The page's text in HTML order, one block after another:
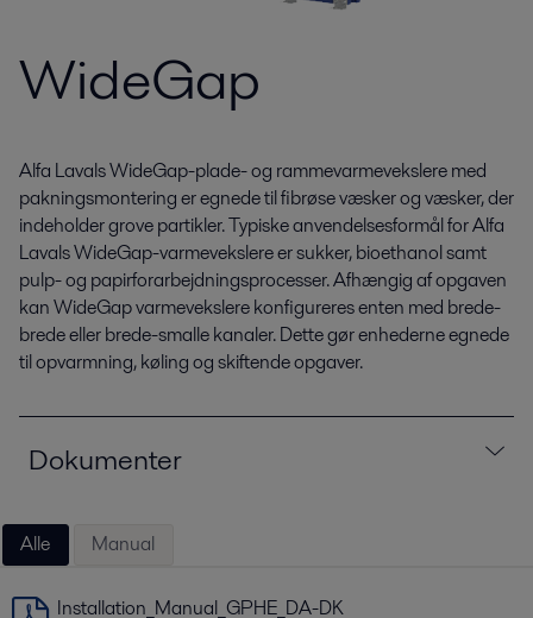
WideGap
Alfa Lavals WideGap-plade- og rammevarmevekslere med
pakningsmontering er egnede til fibrøse væsker og væsker, der
indeholder grove partikler. Typiske anvendelsesformål for Alfa
Lavals WideGap-varmevekslere er sukker, bioethanol samt
pulp- og papirforarbejdningsprocesser. Afhængig af opgaven
kan WideGap varmevekslere konfigureres enten med brede-
brede eller brede-smalle kanaler. Dette gør enhederne egnede
til opvarmning, køling og skiftende opgaver.
Dokumenter
Alle Manual
Installation_Manual_GPHE_DA-DK